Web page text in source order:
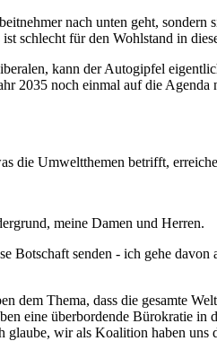
nach unten geht,
schlecht für den Wohlstand in
kann der Autogipfel
2035 noch einmal auf die
die Umweltthemen betrifft,
meine Damen und Herren.
Botschaft senden - ich gehe
dem Thema, dass die gesamte
eine überbordende Bürokratie
wir als Koalition haben